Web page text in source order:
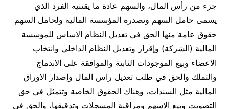
جزء من رأس المال، والسهم عادة ما يقتنيه الفرد الذي
يسمى حامل السهم وتصدره المؤسسة المالية ولحامل السهم
حقوق عامة منها الحق في تعديل النظام الاساس للمؤسسة
المالية (الشركة) وإقرار وتعديل النظام الداخلي وانتخاب
الاعضاء وبيع الموجودات الثابتة والموافقة على الاندماج
والتملك والحق في طلب تعديل راس المال وإصدار الاوراق
المالية مثل السندات، وهناك الحقوق الخاصة وتتمثل في حق
التصويت وبيع الاسهم ومراقبة المسجلات وتدقيقها، والحق في